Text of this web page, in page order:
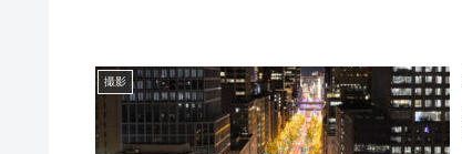
撮影